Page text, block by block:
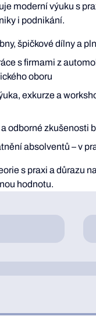
moderní výuku s
i podnikání.
špičkové dílny a
s firmami z
oboru
exkurze a
odborné zkušenosti
absolventů – v
s praxi a důrazu
hodnotu.